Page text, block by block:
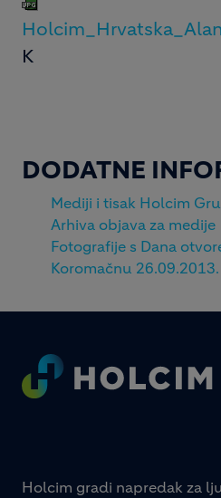
K
DODATNE
Mediji i tisak Holcim
Arhiva objava za medije
Fotografije s Dana
Koromačnu 26.09.2013.
Footer
Holcim gradi napredak za